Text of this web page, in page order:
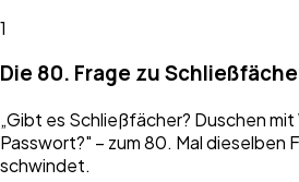
1
Die 80. Frage zu
„Gibt es Schließfächer? Duschen
Passwort?" – zum 80. Mal dieselben
schwindet.